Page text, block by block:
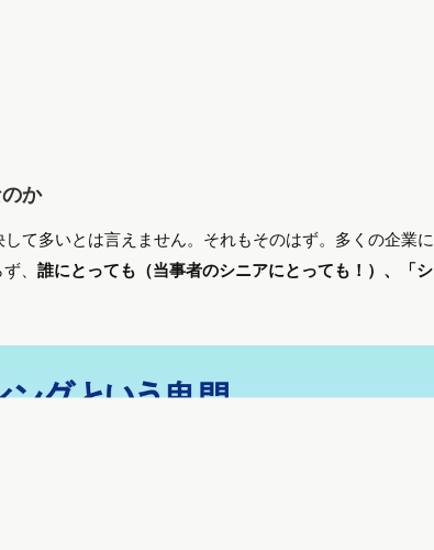
か
て多いとは言えません。それもそのはず。多くの企業に
、 誰にとっても（当事者のシニアにとっても！）、「シ